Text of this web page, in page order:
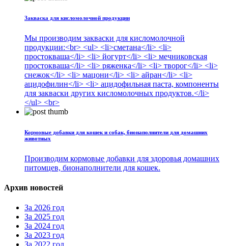
Закваска для кисломолочной продукции
Мы производим закваски для кисломолочной
продукции:<br> <ul> <li>сметана</li> <li>
простокваша</li> <li> йогурт</li> <li> мечниковская
простокваша</li> <li> ряженка</li> <li> творог</li> <li>
снежок</li> <li> мацони</li> <li> айран</li> <li>
ацидофилин</li> <li> ацидофильная паста, компоненты
для закваски других кисломолочных продуктов.</li>
</ul> <br>
Кормовые добавки для кошек и собак, бионаполнители для домашних
животных
Производим кормовые добавки для здоровья домашних
питомцев, бионаполнители для кошек.
Архив новостей
За 2026 год
За 2025 год
За 2024 год
За 2023 год